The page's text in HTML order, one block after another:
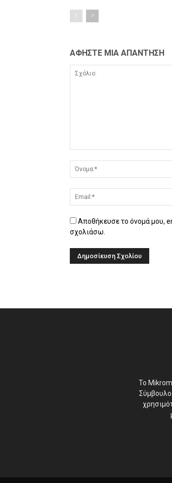
ΑΦΗΣΤΕ ΜΙΑ ΑΠΑΝΤΗΣΗ
Αποθήκευσε το όνομά μου,
σχολιάσω.
Το